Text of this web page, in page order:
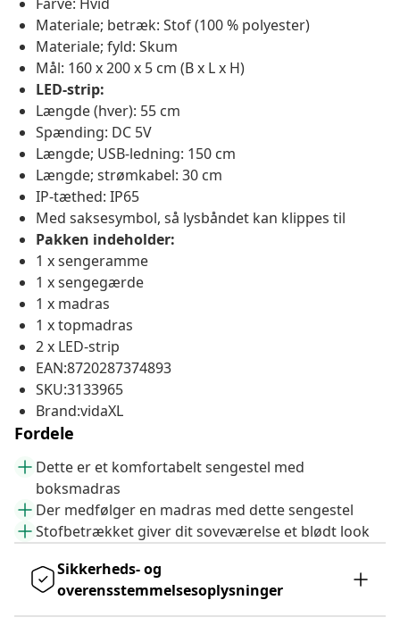
Materiale; betræk: Stof (100 % polyester)
Materiale; fyld: Skum
Mål: 160 x 200 x 5 cm (B x L x H)
LED-strip:
Længde (hver): 55 cm
Spænding: DC 5V
Længde; USB-ledning: 150 cm
Længde; strømkabel: 30 cm
IP-tæthed: IP65
Med saksesymbol, så lysbåndet kan klippes til
Pakken indeholder:
1 x sengeramme
1 x sengegærde
1 x madras
1 x topmadras
2 x LED-strip
EAN:8720287374893
SKU:3133965
Brand:vidaXL
Fordele
Dette er et komfortabelt sengestel med
boksmadras
Der medfølger en madras med dette sengestel
Stofbetrækket giver dit soveværelse et blødt look
Sikkerheds- og
overensstemmelsesoplysninger